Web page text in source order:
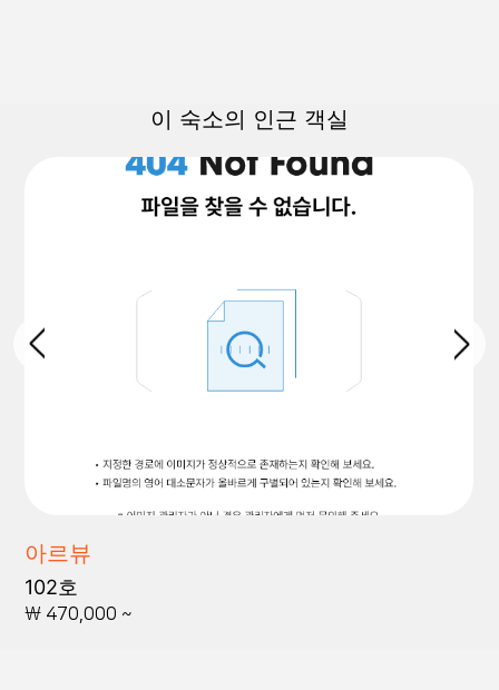
이 숙소의 인근 객실
아르뷰
102호
\ 470,000 ~